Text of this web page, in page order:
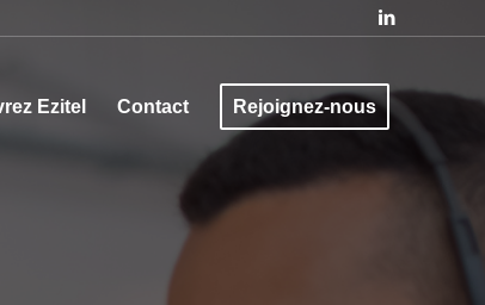
Ezitel Contact Rejoignez-nous